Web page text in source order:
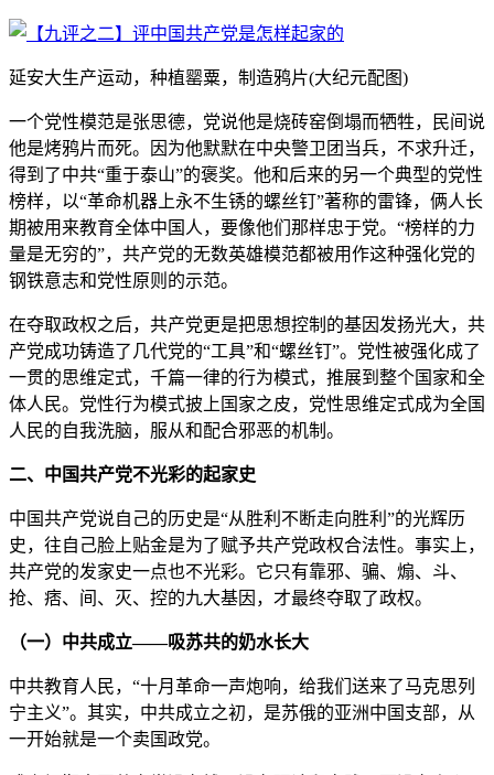
延安大生产运动，种植罂粟，制造鸦片(大纪元配图)
一个党性模范是张思德，党说他是烧砖窑倒塌而牺牲，民间说
他是烤鸦片而死。因为他默默在中央警卫团当兵，不求升迁，
得到了中共“重于泰山”的褒奖。他和后来的另一个典型的党性
榜样，以“革命机器上永不生锈的螺丝钉”著称的雷锋，俩人长
期被用来教育全体中国人，要像他们那样忠于党。“榜样的力
量是无穷的”，共产党的无数英雄模范都被用作这种强化党的
钢铁意志和党性原则的示范。
在夺取政权之后，共产党更是把思想控制的基因发扬光大，共
产党成功铸造了几代党的“工具”和“螺丝钉”。党性被强化成了
一贯的思维定式，千篇一律的行为模式，推展到整个国家和全
体人民。党性行为模式披上国家之皮，党性思维定式成为全国
人民的自我洗脑，服从和配合邪恶的机制。
二、中国共产党不光彩的起家史
中国共产党说自己的历史是“从胜利不断走向胜利”的光辉历
史，往自己脸上贴金是为了赋予共产党政权合法性。事实上，
共产党的发家史一点也不光彩。它只有靠邪、骗、煽、斗、
抢、痞、间、灭、控的九大基因，才最终夺取了政权。
（一）中共成立——吸苏共的奶水长大
中共教育人民，“十月革命一声炮响，给我们送来了马克思列
宁主义”。其实，中共成立之初，是苏俄的亚洲中国支部，从
一开始就是一个卖国政党。